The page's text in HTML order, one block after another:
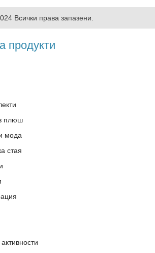
Всички права запазени.
продукти
плюш
мода
стая